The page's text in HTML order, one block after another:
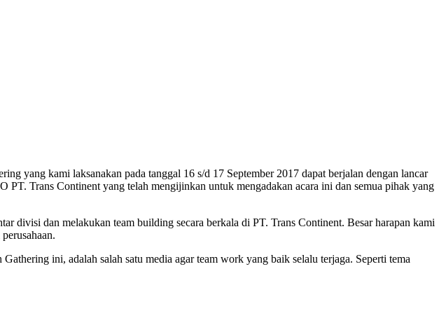
yang kami laksanakan pada tanggal 16 s/d 17 September 2017 dapat berjalan dengan lancar
Trans Continent yang telah mengijinkan untuk mengadakan acara ini dan semua pihak yang
divisi dan melakukan team building secara berkala di PT. Trans Continent. Besar harapan kami
ini, adalah salah satu media agar team work yang baik selalu terjaga. Seperti tema